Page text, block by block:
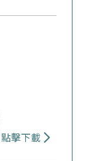
點擊下載